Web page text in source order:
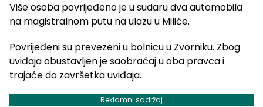
Više osoba povrijeđeno je u sudaru dva automobila
na magistralnom putu na ulazu u Miliće.
Povrijeđeni su prevezeni u bolnicu u Zvorniku. Zbog
uviđaja obustavljen je saobraćaj u oba pravca i
trajaće do završetka uviđaja.
Reklamni sadržaj